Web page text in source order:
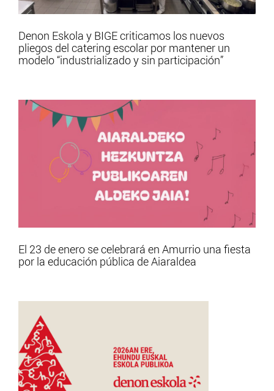
Denon Eskola y BIGE criticamos los nuevos
pliegos del catering escolar por mantener un
modelo “industrializado y sin participación”
El 23 de enero se celebrará en Amurrio una fiesta
por la educación pública de Aiaraldea